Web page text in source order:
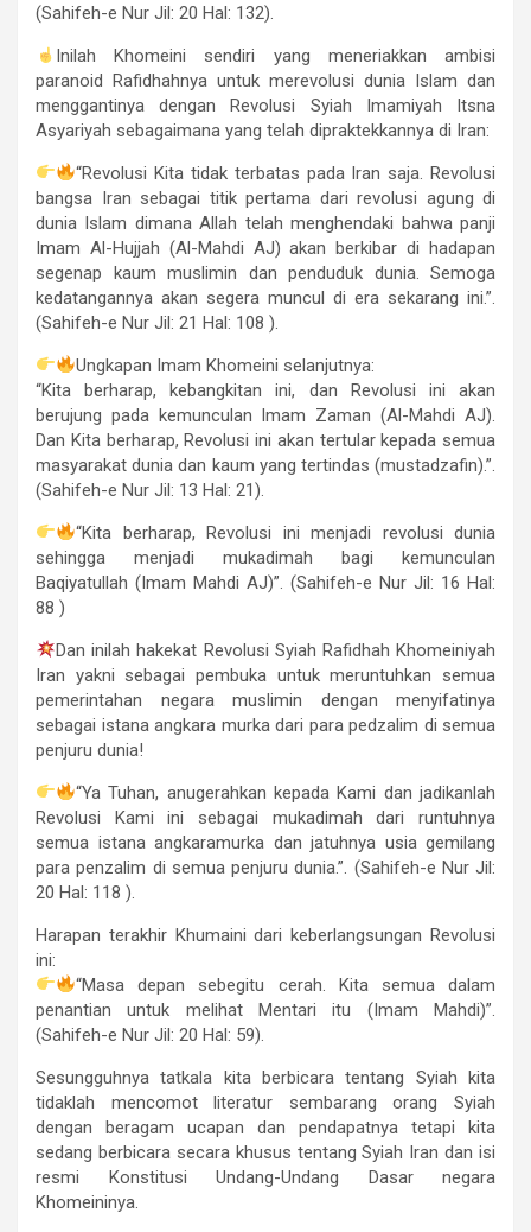
(Sahifeh-e Nur Jil: 20 Hal: 132).
Inilah Khomeini sendiri yang meneriakkan ambisi
paranoid Rafidhahnya untuk merevolusi dunia Islam dan
menggantinya dengan Revolusi Syiah Imamiyah Itsna
Asyariyah sebagaimana yang telah dipraktekkannya di Iran:
“Revolusi Kita tidak terbatas pada Iran saja. Revolusi
bangsa Iran sebagai titik pertama dari revolusi agung di
dunia Islam dimana Allah telah menghendaki bahwa panji
Imam Al-Hujjah (Al-Mahdi AJ) akan berkibar di hadapan
segenap kaum muslimin dan penduduk dunia. Semoga
kedatangannya akan segera muncul di era sekarang ini.”.
(Sahifeh-e Nur Jil: 21 Hal: 108 ).
Ungkapan Imam Khomeini selanjutnya:
“Kita berharap, kebangkitan ini, dan Revolusi ini akan
berujung pada kemunculan Imam Zaman (Al-Mahdi AJ).
Dan Kita berharap, Revolusi ini akan tertular kepada semua
masyarakat dunia dan kaum yang tertindas (mustadzafin).”.
(Sahifeh-e Nur Jil: 13 Hal: 21).
“Kita berharap, Revolusi ini menjadi revolusi dunia
sehingga menjadi mukadimah bagi kemunculan
Baqiyatullah (Imam Mahdi AJ)”. (Sahifeh-e Nur Jil: 16 Hal:
88 )
Dan inilah hakekat Revolusi Syiah Rafidhah Khomeiniyah
Iran yakni sebagai pembuka untuk meruntuhkan semua
pemerintahan negara muslimin dengan menyifatinya
sebagai istana angkara murka dari para pedzalim di semua
penjuru dunia!
“Ya Tuhan, anugerahkan kepada Kami dan jadikanlah
Revolusi Kami ini sebagai mukadimah dari runtuhnya
semua istana angkaramurka dan jatuhnya usia gemilang
para penzalim di semua penjuru dunia.”. (Sahifeh-e Nur Jil:
20 Hal: 118 ).
Harapan terakhir Khumaini dari keberlangsungan Revolusi
ini:
“Masa depan sebegitu cerah. Kita semua dalam
penantian untuk melihat Mentari itu (Imam Mahdi)”.
(Sahifeh-e Nur Jil: 20 Hal: 59).
Sesungguhnya tatkala kita berbicara tentang Syiah kita
tidaklah mencomot literatur sembarang orang Syiah
dengan beragam ucapan dan pendapatnya tetapi kita
sedang berbicara secara khusus tentang Syiah Iran dan isi
resmi Konstitusi Undang-Undang Dasar negara
Khomeininya.